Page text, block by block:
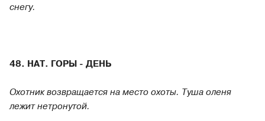
снегу.
48. НАТ. ГОРЫ - ДЕНЬ
Охотник возвращается на место охоты. Туша оленя
лежит нетронутой.